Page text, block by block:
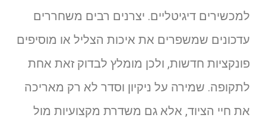
למכשירים דיגיטליים. יצרנים רבים משחררים
עדכונים שמשפרים את איכות הצליל או מוסיפים
פונקציות חדשות, ולכן מומלץ לבדוק זאת אחת
לתקופה. שמירה על ניקיון וסדר לא רק מאריכה
את חיי הציוד, אלא גם משדרת מקצועיות מול